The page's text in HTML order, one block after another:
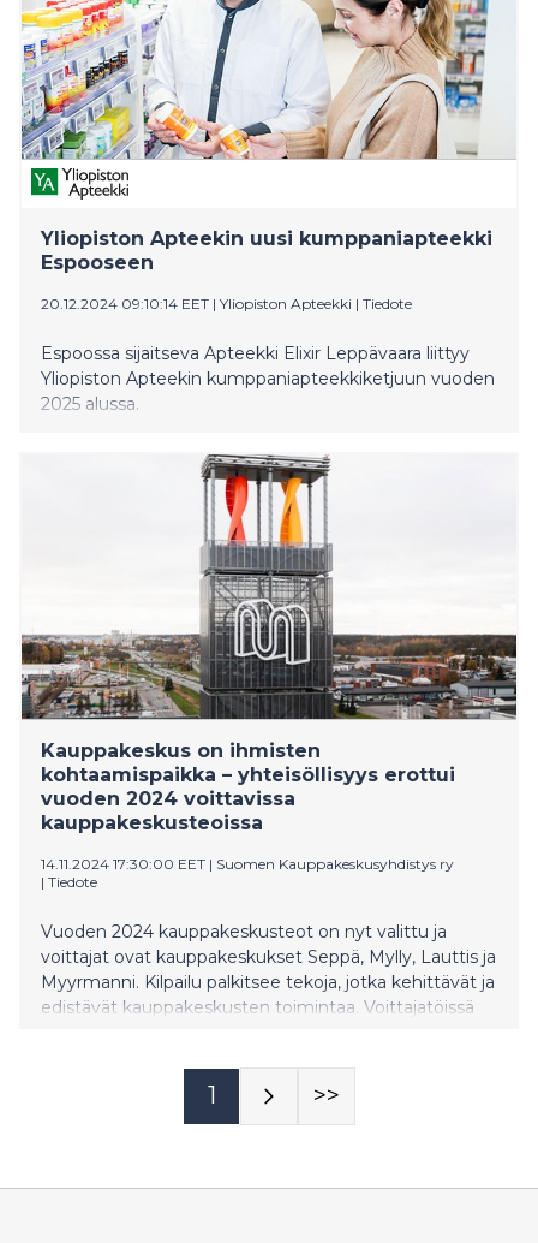
omistajat satsaavat laadukkaisiin tuotteisiin ja hintoja
vertaillaan. Kilpailu on alalla kovaa ja yhdeksi
kilpailuvaltiksi on alkanut syntyä uskollisia asiakkaita
palkitsevia kanta-asiakasohjelmia. Kanta-asiakkaille
voidaan tarjota edullisempi tai ilmainen tuote kun
tietty määrä tuoteostoja on kertynyt tai etu voi olla
suoraan kassalla annettava prosentuaali
Yliopiston Apteekin uusi kumppaniapteekki
Espooseen
20.12.2024 09:10:14 EET | Yliopiston Apteekki | Tiedote
Espoossa sijaitseva Apteekki Elixir Leppävaara liittyy
Yliopiston Apteekin kumppaniapteekkiketjuun vuoden
2025 alussa.
Kauppakeskus on ihmisten
kohtaamispaikka – yhteisöllisyys erottui
vuoden 2024 voittavissa
kauppakeskusteoissa
14.11.2024 17:30:00 EET | Suomen Kauppakeskusyhdistys ry
| Tiedote
Vuoden 2024 kauppakeskusteot on nyt valittu ja
voittajat ovat kauppakeskukset Seppä, Mylly, Lauttis ja
Myyrmanni. Kilpailu palkitsee tekoja, jotka kehittävät ja
edistävät kauppakeskusten toimintaa. Voittajatöissä
sovelluksia ja TikTok-alustaa asiakkaiden
1 >>